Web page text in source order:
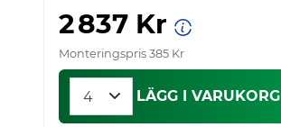
2 837 Kr
Monteringspris 385 Kr
LÄGG I VARUKORG